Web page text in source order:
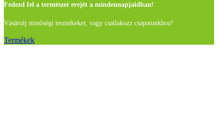
Fedezd fel a természet erejét a mindennapjaidban!
Vásárolj minőségi termékeket, vagy csatlakozz csapatunkhoz!
Termékek